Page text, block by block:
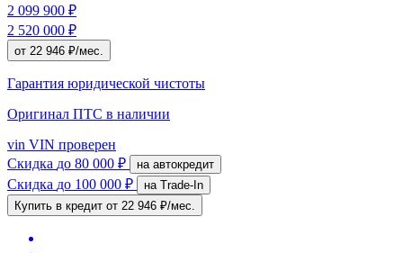
2 099 900 ₽
2 520 000 ₽
от 22 946 ₽/мес.
Гарантия юридической чистоты
Оригинал ПТС в наличии
vin VIN проверен
Скидка до 80 000 ₽ на автокредит
Скидка до 100 000 ₽
на Trade-In
Купить в кредит от 22 946 ₽/мес.